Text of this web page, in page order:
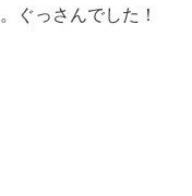
ぐっさんでした！